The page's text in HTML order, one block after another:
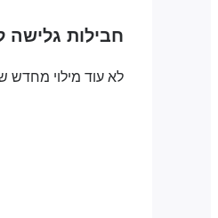
חבילות גלישה
לא עוד מילוי מחדש